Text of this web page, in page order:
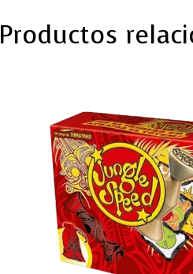
Productos